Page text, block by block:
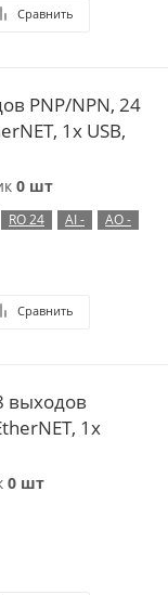
Сравнить
PNP/NPN, 24
1x USB,
0 шт
RO 24 AI - AO -
Сравнить
выходов
1x
0 шт